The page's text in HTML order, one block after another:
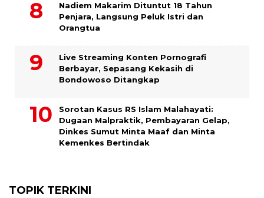
​Nadiem Makarim Dituntut 18 Tahun
Penjara, Langsung Peluk Istri dan
Orangtua
Live Streaming Konten Pornografi
Berbayar, Sepasang Kekasih di
Bondowoso Ditangkap
Sorotan Kasus RS Islam Malahayati:
Dugaan Malpraktik, Pembayaran Gelap,
Dinkes Sumut Minta Maaf dan Minta
Kemenkes Bertindak
TOPIK TERKINI